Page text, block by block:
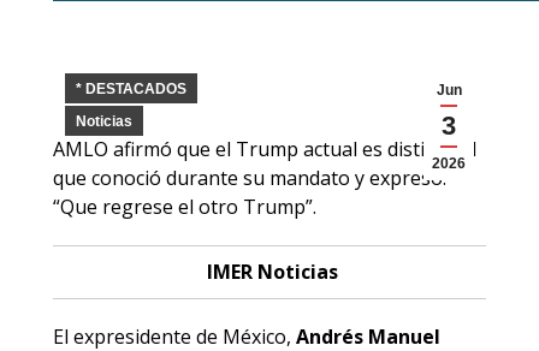
Jun
3
2026
* DESTACADOS
Noticias
AMLO afirmó que el Trump actual es distinto al
que conoció durante su mandato y expresó:
“Que regrese el otro Trump”.
IMER Noticias
El expresidente de México, Andrés Manuel